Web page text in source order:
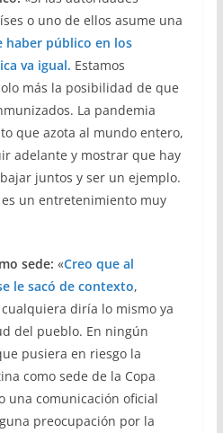
o uno de ellos asume una
haber público en los
va igual. Estamos
más la posibilidad de que
La pandemia
que azota al mundo entero,
adelante y mostrar que hay
juntos y ser un ejemplo.
un entretenimiento muy
sede: «Creo que al
le sacó de contexto,
diría lo mismo ya
del pueblo. En ningún
pusiera en riesgo la
como sede de la Copa
una comunicación oficial
preocupación por la